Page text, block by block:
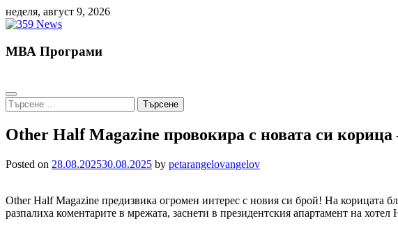
Skip
to
неделя, август 9, 2026
МВА Програми
Търсене
за:
Other Half Magazine провокира с новата си
Posted on 28.08.202530.08.2025 by petarangelovangelov
Other Half Magazine предизвика огромен интерес с новия си брой! На корицата
разпалиха коментарите в мрежата, заснети в президентския апартамент на хотел